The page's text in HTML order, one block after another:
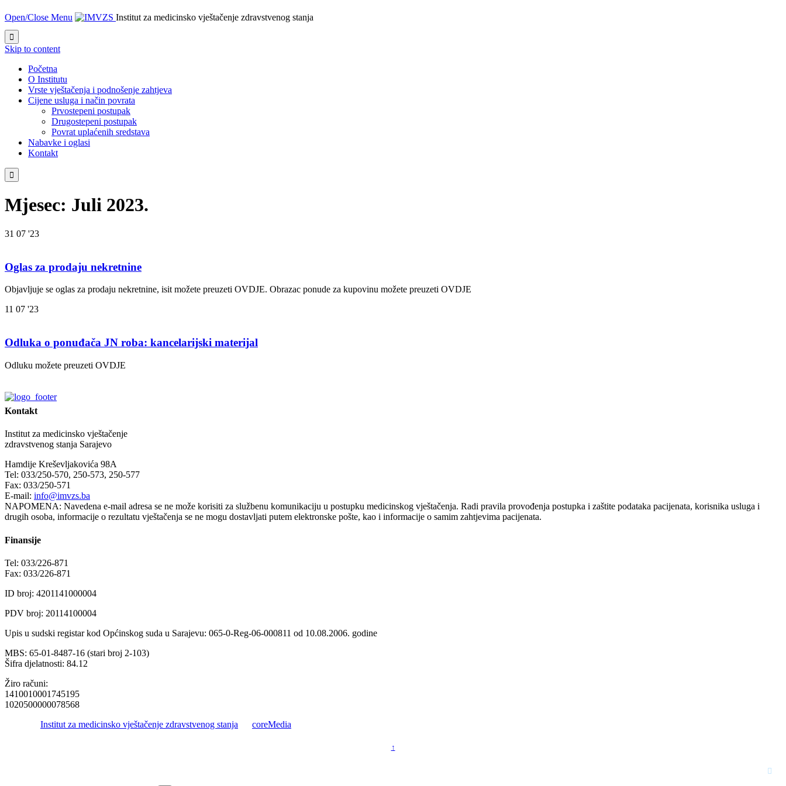
Open/Close Menu Institut za medicinsko vještačenje zdravstvenog stanja

Skip to content
Početna
O Institutu
Vrste vještačenja i podnošenje zahtjeva
Cijene usluga i način povrata
Prvostepeni postupak
Drugostepeni postupak
Povrat uplaćenih sredstava
Nabavke i oglasi
Kontakt

Mjesec: Juli 2023.
31 07 '23
Oglas za prodaju nekretnine
Objavljuje se oglas za prodaju nekretnine, isit možete preuzeti OVDJE. Obrazac ponude za kupovinu možete preuzeti OVDJE
11 07 '23
Odluka o ponuđača JN roba: kancelarijski materijal
Odluku možete preuzeti OVDJE
Kontakt
Institut za medicinsko vještačenje
zdravstvenog stanja Sarajevo
Hamdije Kreševljakovića 98A
Tel: 033/250-570, 250-573, 250-577
Fax: 033/250-571
E-mail: info@imvzs.ba
NAPOMENA: Navedena e-mail adresa se ne može korisiti za službenu komunikaciju u postupku medicinskog vještačenja. Radi pravila provođenja postupka i zaštite podataka pacijenata, korisnika usluga i
drugih osoba, informacije o rezultatu vještačenja se ne mogu dostavljati putem elektronske pošte, kao i informacije o samim zahtjevima pacijenata.
Finansije
Tel: 033/226-871
Fax: 033/226-871
ID broj: 4201141000004
PDV broj: 20114100004
Upis u sudski registar kod Općinskog suda u Sarajevu: 065-0-Reg-06-000811 od 10.08.2006. godine
MBS: 65-01-8487-16 (stari broj 2-103)
Šifra djelatnosti: 84.12
Žiro računi:
1410010001745195
1020500000078568
Institut za medicinsko vještačenje zdravstvenog stanja coreMedia
↑
